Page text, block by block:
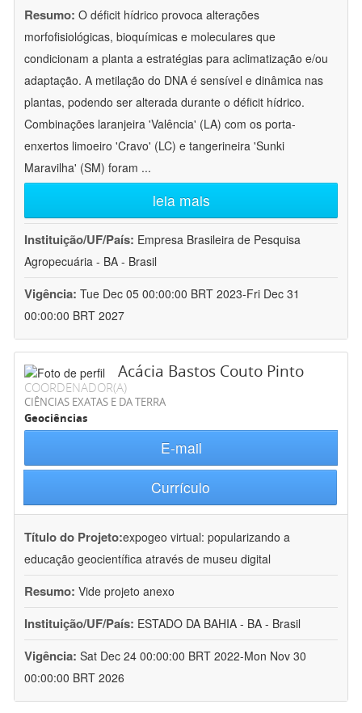
Resumo: O déficit hídrico provoca alterações
morfofisiológicas, bioquímicas e moleculares que
condicionam a planta a estratégias para aclimatização e/ou
adaptação. A metilação do DNA é sensível e dinâmica nas
plantas, podendo ser alterada durante o déficit hídrico.
Combinações laranjeira 'Valência' (LA) com os porta-
enxertos limoeiro 'Cravo' (LC) e tangerineira 'Sunki
Maravilha' (SM) foram ...
leia mais
Instituição/UF/País: Empresa Brasileira de Pesquisa
Agropecuária - BA - Brasil
Vigência: Tue Dec 05 00:00:00 BRT 2023-Fri Dec 31
00:00:00 BRT 2027
Acácia Bastos Couto Pinto
COORDENADOR(A)
CIÊNCIAS EXATAS E DA TERRA
Geociências
E-mail
Currículo
Título do Projeto:expogeo virtual: popularizando a
educação geocientífica através de museu digital
Resumo: Vide projeto anexo
Instituição/UF/País: ESTADO DA BAHIA - BA - Brasil
Vigência: Sat Dec 24 00:00:00 BRT 2022-Mon Nov 30
00:00:00 BRT 2026